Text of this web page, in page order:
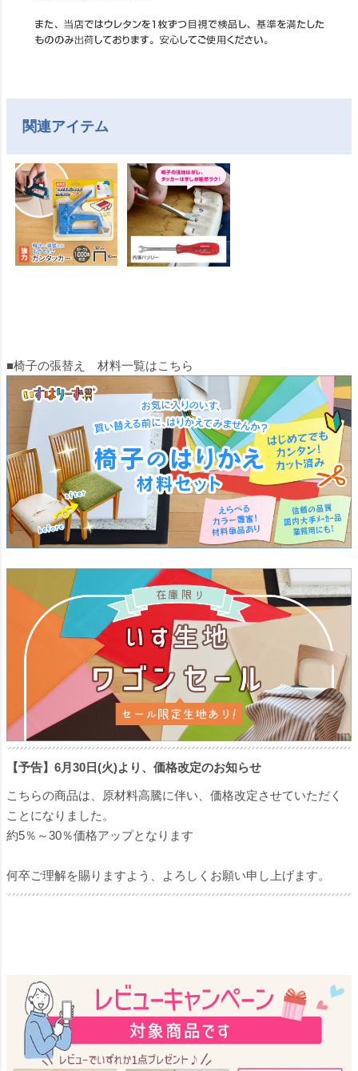
関連アイテム
■椅子の張替え 材料一覧はこちら
【予告】6月30日(火)より、価格改定のお知らせ
こちらの商品は、原材料高騰に伴い、価格改定させていただく
ことになりました。
約5％～30％価格アップとなります
何卒ご理解を賜りますよう、よろしくお願い申し上げます。